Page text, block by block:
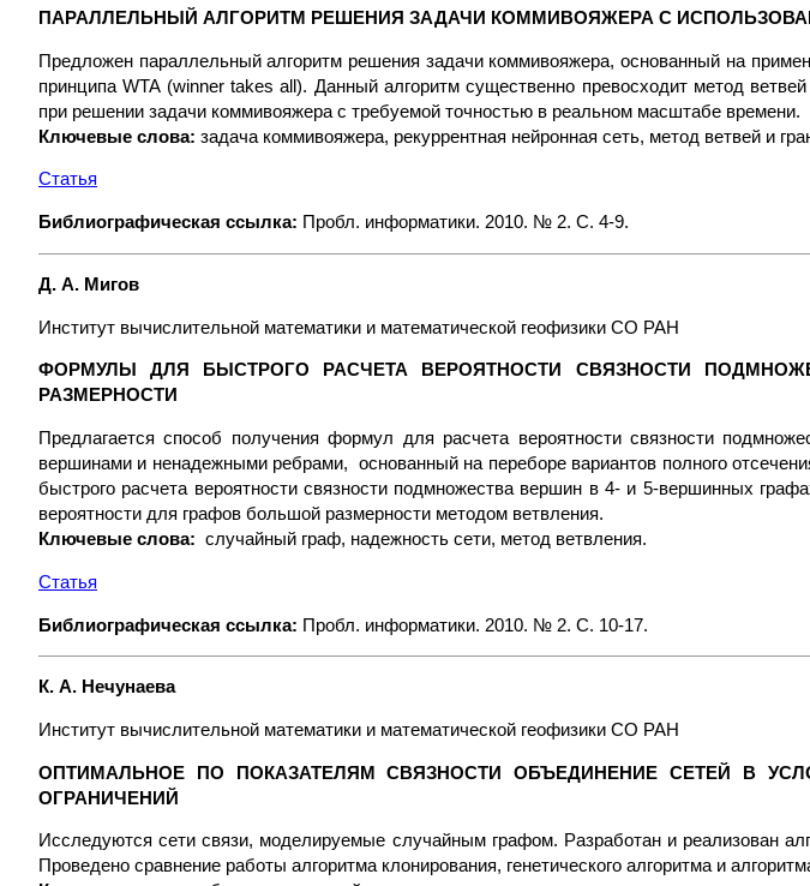
ПАРАЛЛЕЛЬНЫЙ АЛГОРИТМ РЕШЕНИЯ ЗАДАЧИ КОММИВОЯЖЕРА C
Предложен параллельный алгоритм решения задачи коммивояжера, основанный на
принципа WTA (winner takes all). Данный алгоритм существенно превосходит метод
при решении задачи коммивояжера с требуемой точностью в реальном масштабе времени.
Ключевые слова: задача коммивояжера, рекуррентная нейронная сеть, метод ветвей и
Статья
Библиографическая ссылка: Пробл. информатики. 2010. № 2. С. 4-9.
Д. А. Мигов
Институт вычислительной математики и математической геофизики СО РАН
ФОРМУЛЫ ДЛЯ БЫСТРОГО РАСЧЕТА ВЕРОЯТНОСТИ СВЯЗНОСТИ
РАЗМЕРНОСТИ
Предлагается способ получения формул для расчета вероятности связности
вершинами и ненадежными ребрами, основанный на переборе вариантов полного
быстрого расчета вероятности связности подмножества вершин в 4- и 5-вершинных
вероятности для графов большой размерности методом ветвления.
Ключевые слова: случайный граф, надежность сети, метод ветвления.
Статья
Библиографическая ссылка: Пробл. информатики. 2010. № 2. С. 10-17.
К. А. Нечунаева
Институт вычислительной математики и математической геофизики СО РАН
ОПТИМАЛЬНОЕ ПО ПОКАЗАТЕЛЯМ СВЯЗНОСТИ ОБЪЕДИНЕНИЕ СЕТЕЙ В
ОГРАНИЧЕНИЙ
Исследуются сети связи, моделируемые случайным графом. Разработан и реализован
Проведено сравнение работы алгоритма клонирования, генетического алгоритма и